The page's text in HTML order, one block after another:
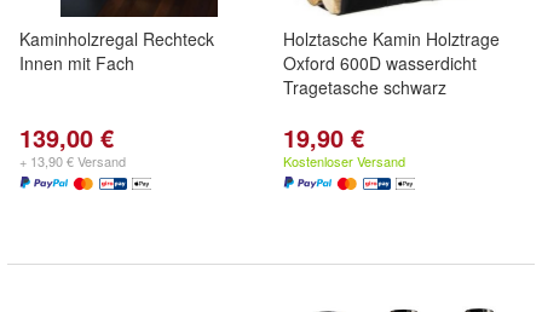
Kaminholzregal Rechteck
Innen mit Fach
139,00 €
+ 13,90 € Versand
Holztasche Kamin Holztrage
Oxford 600D wasserdicht
Tragetasche schwarz
19,90 €
Kostenloser Versand